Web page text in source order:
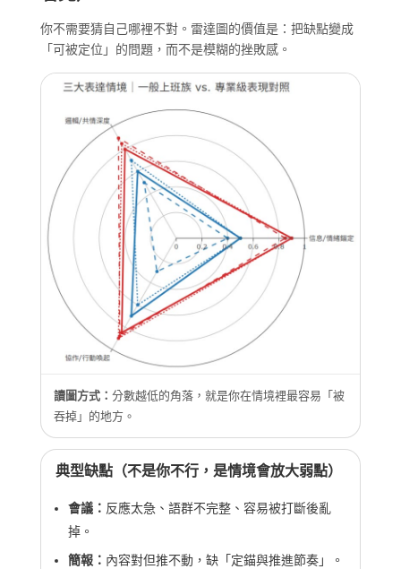
你不需要猜自己哪裡不對。雷達圖的價值是：把缺點變成
「可被定位」的問題，而不是模糊的挫敗感。
讀圖方式： 分數越低的角落，就是你在情境裡最容易「被
吞掉」的地方。
典型缺點（不是你不行，是情境會放大弱點）
會議： 反應太急、語群不完整、容易被打斷後亂
掉。
簡報： 內容對但推不動，缺「定錨與推進節奏」。